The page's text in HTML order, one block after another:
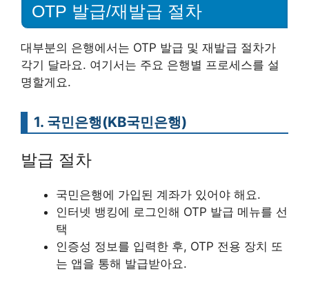
OTP 발급/재발급 절차
대부분의 은행에서는 OTP 발급 및 재발급 절차가
각기 달라요. 여기서는 주요 은행별 프로세스를 설
명할게요.
1. 국민은행(KB국민은행)
발급 절차
국민은행에 가입된 계좌가 있어야 해요.
인터넷 뱅킹에 로그인해 OTP 발급 메뉴를 선
택
인증성 정보를 입력한 후, OTP 전용 장치 또
는 앱을 통해 발급받아요.